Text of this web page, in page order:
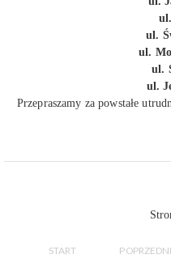
ul.
ul.
ul.
ul.
Przepraszamy za powstałe
START